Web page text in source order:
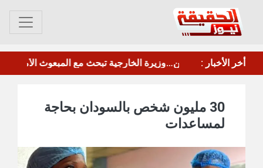
أخر الأخبار :
​خطة عمل مشتركة للقضاء على آفة المخدرات بالمنافذ البرية والبحرية ​اليابان: هجمات الحوثيين تُبعد اليمن عن تحقيق السلام
30 مليون شخص بالسودان بحاجة
لمساعدات